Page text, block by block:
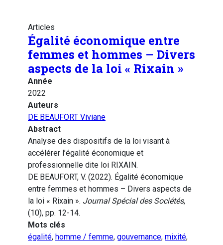
Articles
Égalité économique entre
femmes et hommes – Divers
aspects de la loi « Rixain »
Année
2022
Auteurs
DE BEAUFORT Viviane
Abstract
Analyse des dispositifs de la loi visant à
accélérer l’égalité économique et
professionnelle dite loi RIXAIN.
DE BEAUFORT, V. (2022). Égalité économique
entre femmes et hommes – Divers aspects de
la loi « Rixain ». Journal Spécial des Sociétés,
(10), pp. 12-14.
Mots clés
égalité, homme / femme, gouvernance, mixité,